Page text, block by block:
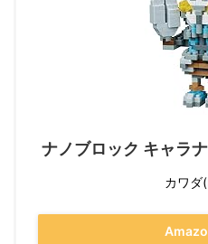
ナノブロック キャラ
カワダ